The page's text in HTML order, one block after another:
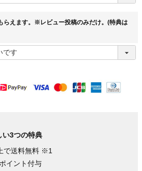
らえます。※レビュー投稿のみだけ。(特典は
い3つの特典
で送料無料 ※1
イント付与